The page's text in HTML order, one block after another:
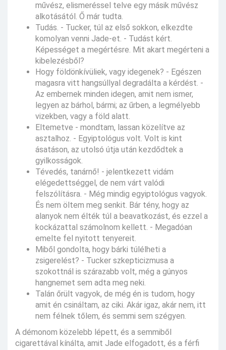
művész, elismeréssel telve egy másik művész
alkotásától. Ő már tudta.
Tudás. - Tucker, túl az első sokkon, elkezdte
komolyan venni Jade-et. - Tudást kért.
Képességet a megértésre. Mit akart megérteni a
kibelezésből?
Hogy földönkívüliek, vagy idegenek? - Egészen
magasra vitt hangsúllyal degradálta a kérdést. -
Az embernek minden idegen, amit nem ismer,
legyen az bárhol, bármi; az űrben, a legmélyebb
vizekben, vagy a föld alatt.
Eltemetve - mondtam, lassan közelítve az
asztalhoz. - Egyiptológus volt. Volt is kint
ásatáson, az utolsó útja után kezdődtek a
gyilkosságok.
Tévedés, tanárnő! - jelentkezett vidám
elégedettséggel, de nem várt valódi
felszólításra. - Még mindig egyiptológus vagyok.
És nem öltem meg senkit. Bár tény, hogy az
alanyok nem élték túl a beavatkozást, és ezzel a
kockázattal számolnom kellett. - Megadóan
emelte fel nyitott tenyereit.
Miből gondolta, hogy bárki túlélheti a
zsigerelést? - Tucker szkepticizmusa a
szokottnál is szárazabb volt, még a gúnyos
hangnemet sem adta meg neki.
Talán őrült vagyok, de még én is tudom, hogy
amit én csináltam, az ciki. Akár igaz, akár nem, itt
nem félnek tőlem, és semmi sem szégyen.
A démonom közelebb lépett, és a semmiből
cigarettával kínálta, amit Jade elfogadott, és a férfi